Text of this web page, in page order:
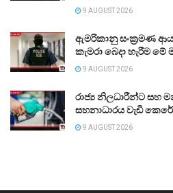
9 AUGUST 2026
ඇමරිකානු සංක්‍රමණ
කැමරා බෙදා හැරීම
9 AUGUST 2026
රාජ්‍ය නිලධාරීන්ට සහ
සහනාධාරය වැඩි කෙරේ
9 AUGUST 2026